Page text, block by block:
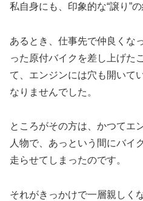
私自身にも、印象的な“譲り”
あるとき、仕事先で仲良くな
った原付バイクを差し上げた
て、エンジンには穴も開いて
なりませんでした。
ところがその方は、かつてエ
人物で、あっという間にバイ
走らせてしまったのです。
それがきっかけで一層親しく